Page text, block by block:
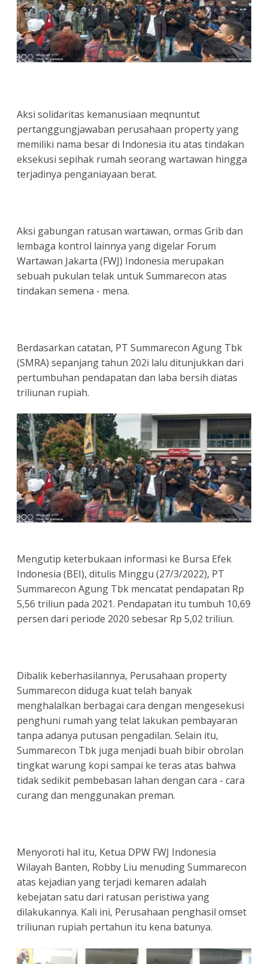
Aksi solidaritas kemanusiaan meqnuntut
pertanggungjawaban perusahaan property yang
memiliki nama besar di Indonesia itu atas tindakan
eksekusi sepihak rumah seorang wartawan hingga
terjadinya penganiayaan berat.
Aksi gabungan ratusan wartawan, ormas Grib dan
lembaga kontrol lainnya yang digelar Forum
Wartawan Jakarta (FWJ) Indonesia merupakan
sebuah pukulan telak untuk Summarecon atas
tindakan semena - mena.
Berdasarkan catatan, PT Summarecon Agung Tbk
(SMRA) sepanjang tahun 202i lalu ditunjukkan dari
pertumbuhan pendapatan dan laba bersih diatas
triliunan rupiah.
Mengutip keterbukaan informasi ke Bursa Efek
Indonesia (BEI), ditulis Minggu (27/3/2022), PT
Summarecon Agung Tbk mencatat pendapatan Rp
5,56 triliun pada 2021. Pendapatan itu tumbuh 10,69
persen dari periode 2020 sebesar Rp 5,02 triliun.
Dibalik keberhasilannya, Perusahaan property
Summarecon diduga kuat telah banyak
menghalalkan berbagai cara dengan mengesekusi
penghuni rumah yang telat lakukan pembayaran
tanpa adanya putusan pengadilan. Selain itu,
Summarecon Tbk juga menjadi buah bibir obrolan
tingkat warung kopi sampai ke teras atas bahwa
tidak sedikit pembebasan lahan dengan cara - cara
curang dan menggunakan preman.
Menyoroti hal itu, Ketua DPW FWJ Indonesia
Wilayah Banten, Robby Liu menuding Summarecon
atas kejadian yang terjadi kemaren adalah
kebejatan satu dari ratusan peristiwa yang
dilakukannya. Kali ini, Perusahaan penghasil omset
triliunan rupiah pertahun itu kena batunya.